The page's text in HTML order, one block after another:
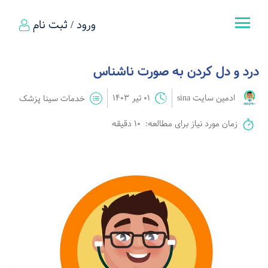
ورود / ثبت نام
درد و دل کردن به صورت ناشناس
ادمین سایت sina 01 تیر 1403
خدمات سینا پزشک
زمان مورد نیاز برای مطالعه: 10 دقیقه